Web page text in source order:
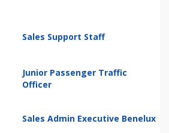
Sales Support Staff
Junior Passenger Traffic
Officer
Sales Admin Executive Benelux